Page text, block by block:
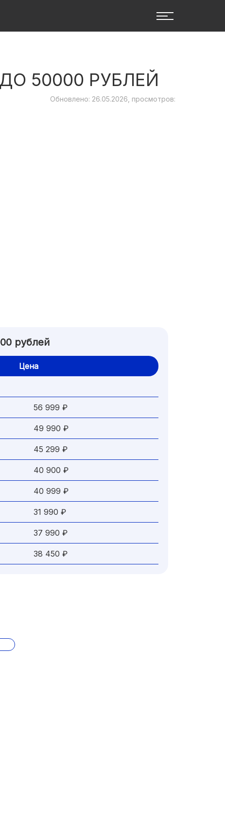
50000 РУБЛЕЙ
Обновлено: 26.05.2026, просмотров:
рублей
Цена
56 999 ₽
49 990 ₽
45 299 ₽
40 900 ₽
40 999 ₽
31 990 ₽
37 990 ₽
38 450 ₽